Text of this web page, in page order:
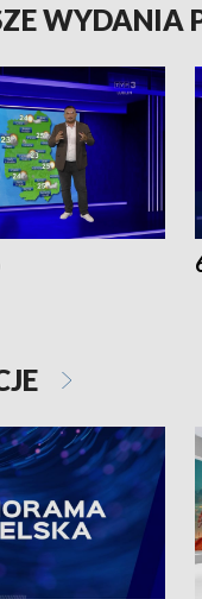
WYDANIA